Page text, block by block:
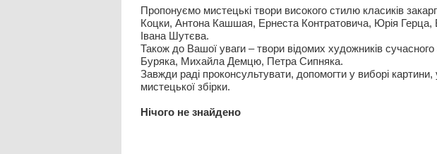
Пропонуємо мистецькі твори високого стилю класиків
Коцки, Антона Кашшая, Ернеста Контратовича, Юрія
Івана Шутєва.
Також до Вашої уваги – твори відомих художників
Буряка, Михайла Демцю, Петра Сипняка.
Завжди раді проконсультувати, допомогти у виборі картини,
мистецької збірки.
Нiчого не знайдено